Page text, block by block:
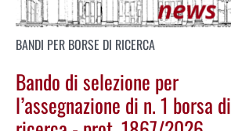
BANDI PER BORSE DI RICERCA
Bando di selezione per
l’assegnazione di n. 1 borsa di